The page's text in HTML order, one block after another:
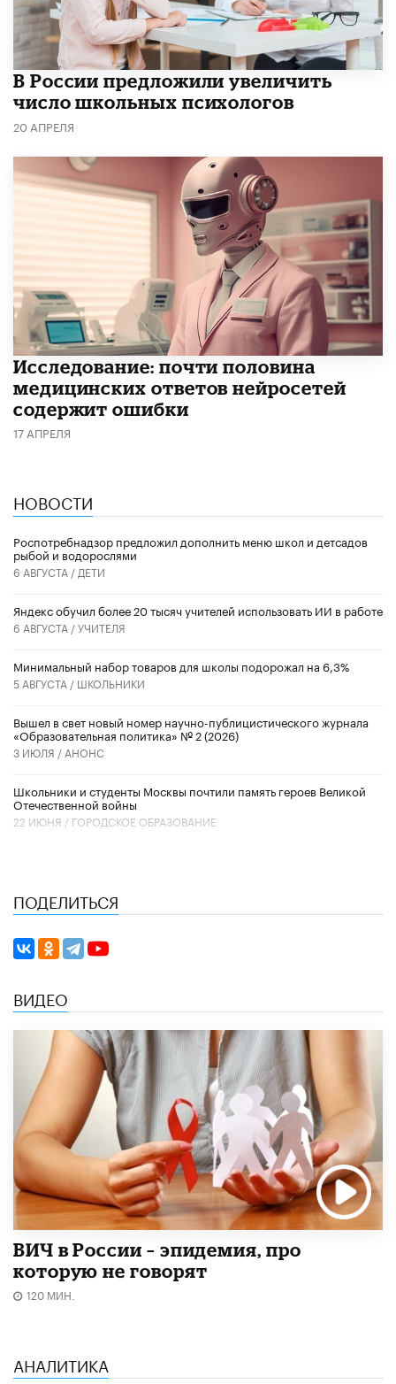
В России предложили увеличить
число школьных психологов
20 АПРЕЛЯ
Исследование: почти половина
медицинских ответов нейросетей
содержит ошибки
17 АПРЕЛЯ
НОВОСТИ
Роспотребнадзор предложил дополнить меню школ и детсадов
рыбой и водорослями
6 АВГУСТА / ДЕТИ
​Яндекс обучил более 20 тысяч учителей использовать ИИ в работе
6 АВГУСТА /УЧИТЕЛЯ
Минимальный набор товаров для школы подорожал на 6,3%
5 АВГУСТА / ШКОЛЬНИКИ
Вышел в свет новый номер научно-публицистического журнала
«Образовательная политика» № 2 (2026)
3 ИЮЛЯ / АНОНС
Школьники и студенты Москвы почтили память героев Великой
Отечественной войны
22 ИЮНЯ / ГОРОДСКОЕ ОБРАЗОВАНИЕ
ПОДЕЛИТЬСЯ
ВИДЕО
ВИЧ в России – эпидемия, про
которую не говорят
120 МИН.
АНАЛИТИКА